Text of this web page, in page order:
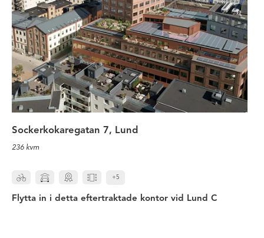
Sockerkokaregatan 7, Lund
236 kvm
+5
Flytta in i detta eftertraktade kontor vid Lund C